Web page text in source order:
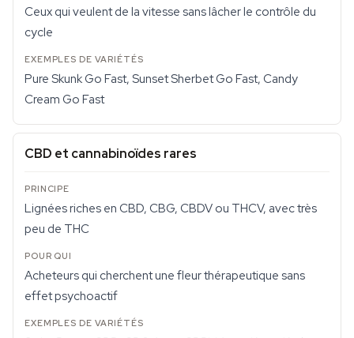
Ceux qui veulent de la vitesse sans lâcher le contrôle du
cycle
Pure Skunk Go Fast, Sunset Sherbet Go Fast, Candy
Cream Go Fast
CBD et cannabinoïdes rares
Lignées riches en CBD, CBG, CBDV ou THCV, avec très
peu de THC
Acheteurs qui cherchent une fleur thérapeutique sans
effet psychoactif